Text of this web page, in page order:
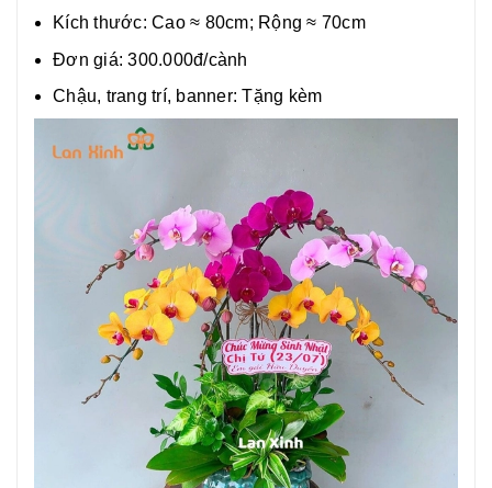
Kích thước: Cao ≈ 80cm; Rộng ≈ 70cm
Đơn giá: 300.000đ/cành
Chậu, trang trí, banner: Tặng kèm